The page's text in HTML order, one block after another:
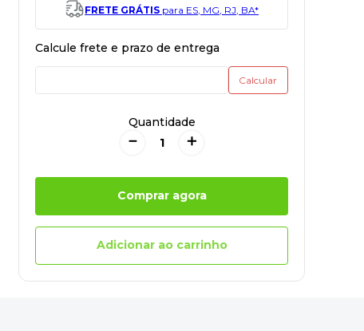
FRETE GRÁTIS para ES, MG, RJ, BA*
Quantidade
＋
－
Comprar agora
Adicionar ao carrinho